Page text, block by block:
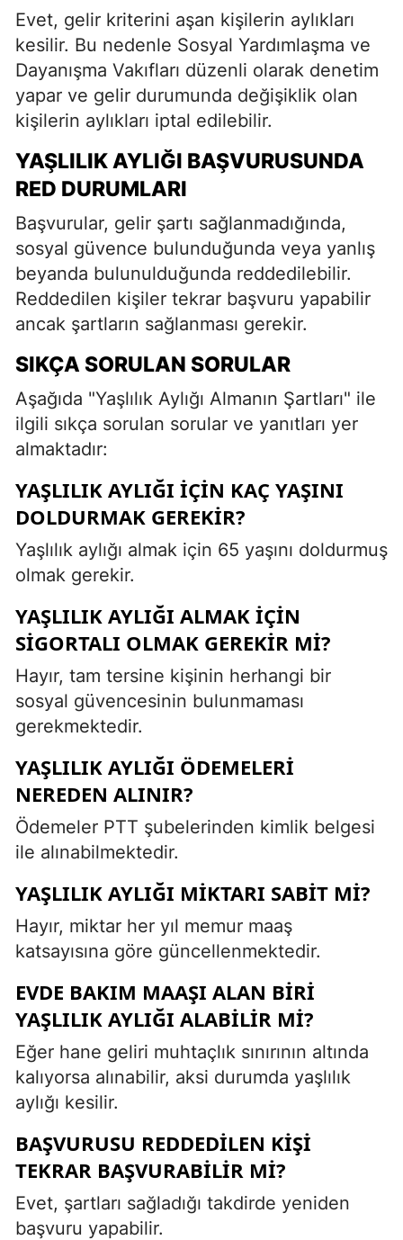
Evet, gelir kriterini aşan kişilerin aylıkları
kesilir. Bu nedenle Sosyal Yardımlaşma ve
Dayanışma Vakıfları düzenli olarak denetim
yapar ve gelir durumunda değişiklik olan
kişilerin aylıkları iptal edilebilir.
YAŞLILIK AYLIĞI BAŞVURUSUNDA
RED DURUMLARI
Başvurular, gelir şartı sağlanmadığında,
sosyal güvence bulunduğunda veya yanlış
beyanda bulunulduğunda reddedilebilir.
Reddedilen kişiler tekrar başvuru yapabilir
ancak şartların sağlanması gerekir.
SIKÇA SORULAN SORULAR
Aşağıda "Yaşlılık Aylığı Almanın Şartları" ile
ilgili sıkça sorulan sorular ve yanıtları yer
almaktadır:
YAŞLILIK AYLIĞI IÇIN KAÇ YAŞINI
DOLDURMAK GEREKIR?
Yaşlılık aylığı almak için 65 yaşını doldurmuş
olmak gerekir.
YAŞLILIK AYLIĞI ALMAK IÇIN
SIGORTALI OLMAK GEREKIR MI?
Hayır, tam tersine kişinin herhangi bir
sosyal güvencesinin bulunmaması
gerekmektedir.
YAŞLILIK AYLIĞI ÖDEMELERI
NEREDEN ALINIR?
Ödemeler PTT şubelerinden kimlik belgesi
ile alınabilmektedir.
YAŞLILIK AYLIĞI MIKTARI SABIT MI?
Hayır, miktar her yıl memur maaş
katsayısına göre güncellenmektedir.
EVDE BAKIM MAAŞI ALAN BIRI
YAŞLILIK AYLIĞI ALABILIR MI?
Eğer hane geliri muhtaçlık sınırının altında
kalıyorsa alınabilir, aksi durumda yaşlılık
aylığı kesilir.
BAŞVURUSU REDDEDILEN KIŞI
TEKRAR BAŞVURABILIR MI?
Evet, şartları sağladığı takdirde yeniden
başvuru yapabilir.